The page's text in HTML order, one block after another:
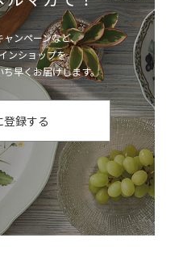
ンペーンなど、
ンショップを
早くお届けします。
登録する